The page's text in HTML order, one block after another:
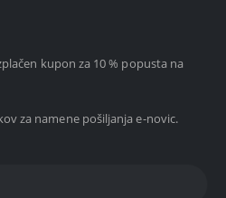
kupon za 10 % popusta na
za namene pošiljanja e-novic.